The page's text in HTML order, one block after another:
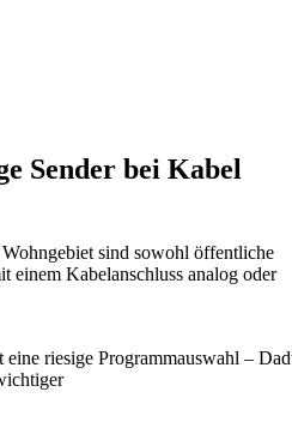
Sender bei Kabel
sind sowohl öffentliche
einem Kabelanschluss analog oder
eine riesige Programmauswahl –